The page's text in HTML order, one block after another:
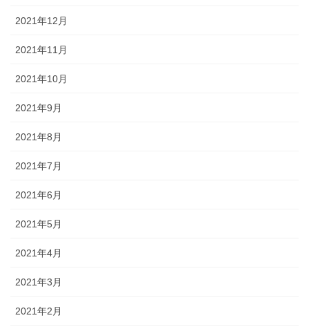
2021年12月
2021年11月
2021年10月
2021年9月
2021年8月
2021年7月
2021年6月
2021年5月
2021年4月
2021年3月
2021年2月